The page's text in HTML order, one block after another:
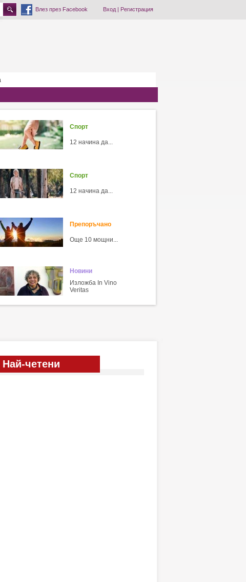
Влез през Facebook Вход| Регистрация
Спорт
12 начина да...
Спорт
12 начина да...
Препоръчано
Още 10 мощни...
Новини
Изложба In Vino
Veritas
Най-четени